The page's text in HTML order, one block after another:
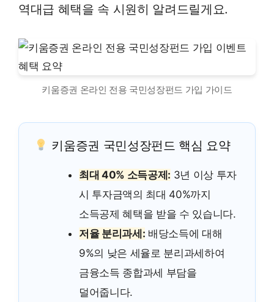
역대급 혜택을 속 시원히 알려드릴게요.
키움증권 온라인 전용 국민성장펀드 가입 가이드
키움증권 국민성장펀드 핵심 요약
최대 40% 소득공제: 3년 이상 투자
시 투자금액의 최대 40%까지
소득공제 혜택을 받을 수 있습니다.
저율 분리과세: 배당소득에 대해
9%의 낮은 세율로 분리과세하여
금융소득 종합과세 부담을
덜어줍니다.